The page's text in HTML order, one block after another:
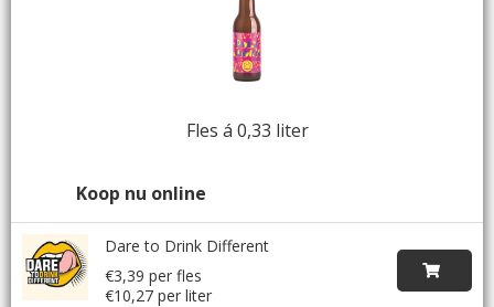
Fles á 0,33 liter
Koop nu online
Dare to Drink Different
€3,39 per fles
€10,27 per liter